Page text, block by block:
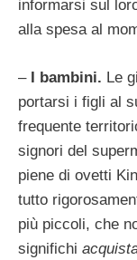
informarsi sul
alla spesa al
– I bambini. Le
portarsi i figli al
frequente
signori del
piene di ovetti
tutto
più piccoli, che
significhi